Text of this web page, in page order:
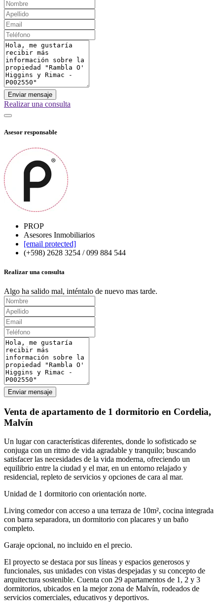
Enviar mensaje
Realizar una consulta
Asesor responsable
PROP
Asesores Inmobiliarios
[email protected]
(+598) 2628 3254 / 099 884 544
Realizar una consulta
Algo ha salido mal, inténtalo de nuevo mas tarde.
Enviar mensaje
Venta de apartamento de 1 dormitorio en Cordelia,
Malvín
Un lugar con características diferentes, donde lo sofisticado se
conjuga con un ritmo de vida agradable y tranquilo; buscando
satisfacer las necesidades de la vida moderna, ofreciendo un
equilibrio entre la ciudad y el mar, en un entorno relajado y
residencial, repleto de servicios y opciones de cara al mar.
Unidad de 1 dormitorio con orientación norte.
Living comedor con acceso a una terraza de 10m², cocina integrada
con barra separadora, un dormitorio con placares y un baño
completo.
Garaje opcional, no incluido en el precio.
El proyecto se destaca por sus líneas y espacios generosos y
funcionales, sus unidades con vistas despejadas y su concepto de
arquitectura sostenible. Cuenta con 29 apartamentos de 1, 2 y 3
dormitorios, ubicados en la mejor zona de Malvín, rodeados de
servicios comerciales, educativos y deportivos.